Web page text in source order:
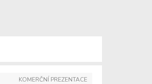
KOMERČNÍ PREZENTACE